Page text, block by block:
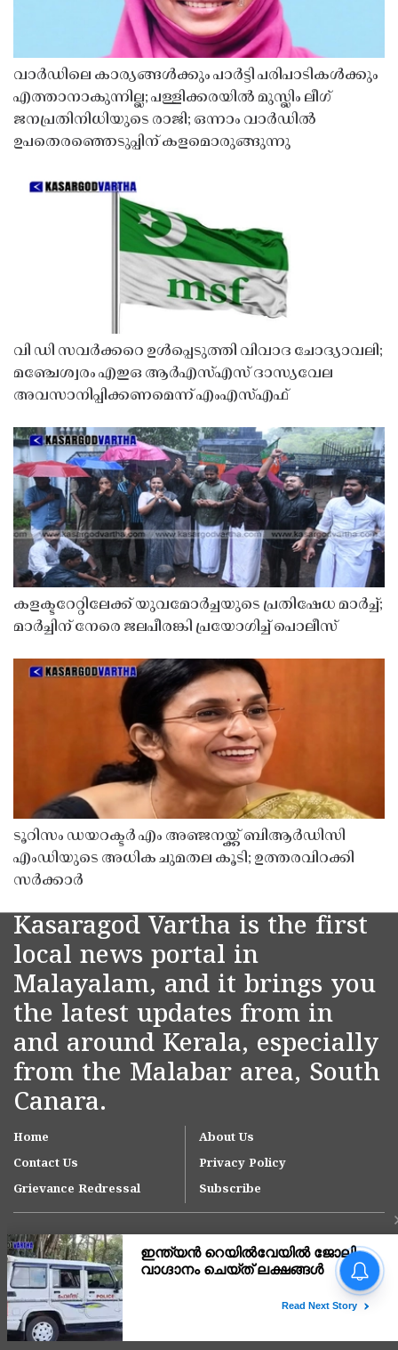
വാർഡിലെ കാര്യങ്ങൾക്കും പാർട്ടി പരിപാടികൾക്കും
എത്താനാകുന്നില്ല; പള്ളിക്കരയിൽ മുസ്ലിം ലീഗ്
ജനപ്രതിനിധിയുടെ രാജി; ഒന്നാം വാർഡിൽ
ഉപതെരഞ്ഞെടുപ്പിന് കളമൊരുങ്ങുന്നു
വി ഡി സവർക്കറെ ഉൾപ്പെടുത്തി വിവാദ ചോദ്യാവലി;
മഞ്ചേശ്വരം എഇഒ ആർഎസ്എസ് ദാസ്യവേല
അവസാനിപ്പിക്കണമെന്ന് എംഎസ്എഫ്
കളക്ടറേറ്റിലേക്ക് യുവമോർച്ചയുടെ പ്രതിഷേധ മാർച്ച്;
മാർച്ചിന് നേരെ ജലപീരങ്കി പ്രയോഗിച്ച് പൊലീസ്
ടൂറിസം ഡയറക്ടർ എം അഞ്ജനയ്ക്ക് ബിആർഡിസി
എംഡിയുടെ അധിക ചുമതല കൂടി; ഉത്തരവിറക്കി
സർക്കാർ
Kasaragod Vartha is the first
local news portal in
Malayalam, and it brings you
the latest updates from in
and around Kerala, especially
from the Malabar area, South
Canara.
Home
About Us
Contact Us
Privacy Policy
Grievance Redressal
Subscribe
Copyright © 2007-
ഓണക്കാലത്ത് 1,65,000
മെട്രിക് ടൺ അരി
'സഞ്ചരിക്കുന്ന റേഷൻ കട'